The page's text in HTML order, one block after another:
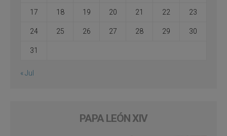
17 18 19 20 21 22 23
24 25 26 27 28 29 30
31
« Jul
PAPA LEÓN XIV